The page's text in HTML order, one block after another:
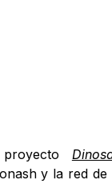
y la red